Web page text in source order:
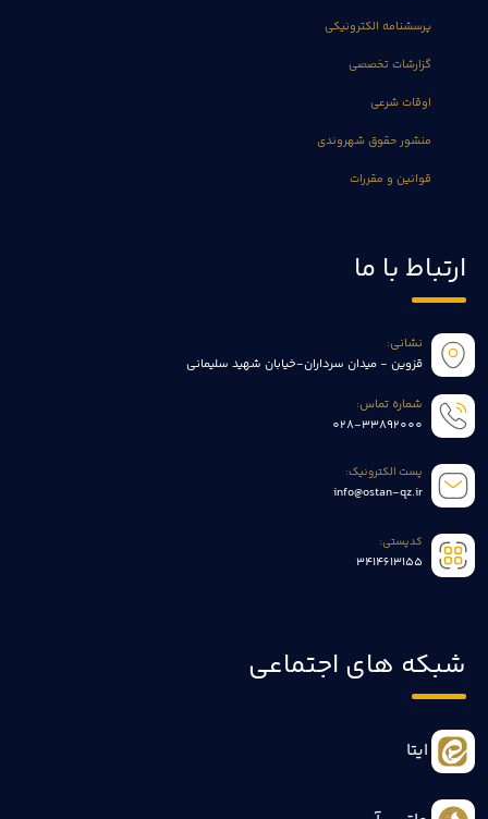
پرسشنامه الکترونیکی
گزارشات تخصصی
اوقات شرعی
منشور حقوق شهروندی
قوانین و مقررات
ارتباط با ما
نشانی:
قزوین - میدان سرداران-خیابان شهید سلیمانی
شماره تماس:
028-33892000
پست الکترونیک:
info@ostan-qz.ir
کدپستی:
3414613155
شبکه های اجتماعی
ایتا